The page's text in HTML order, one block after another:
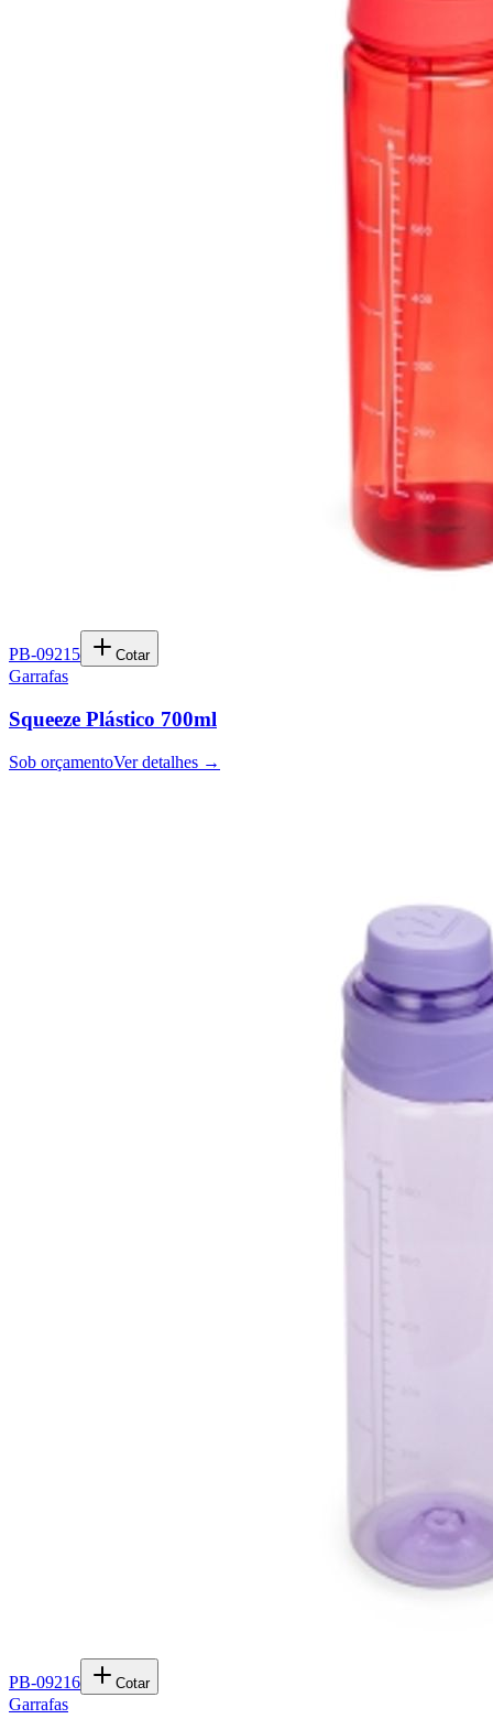
PB-09215 Cotar
Garrafas
Squeeze Plástico 700ml
Sob orçamentoVer detalhes →
PB-09216 Cotar
Garrafas